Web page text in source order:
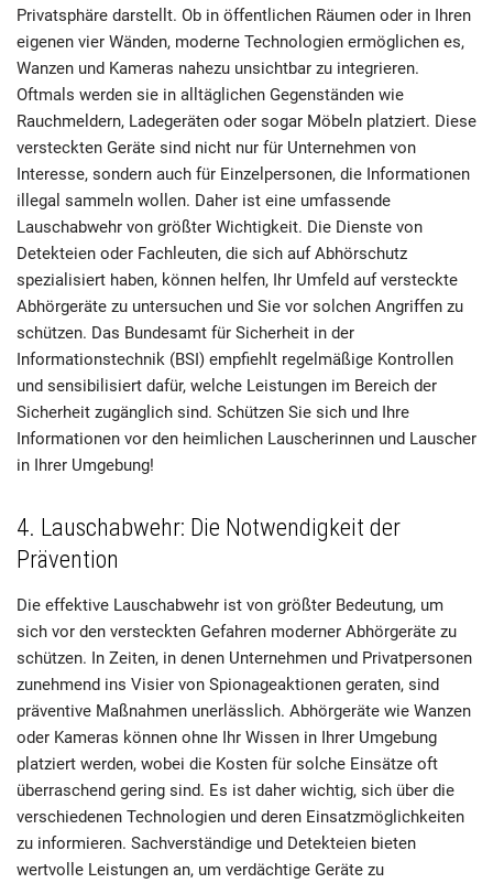
Privatsphäre darstellt. Ob in öffentlichen Räumen oder in Ihren
eigenen vier Wänden, moderne Technologien ermöglichen es,
Wanzen und Kameras nahezu unsichtbar zu integrieren.
Oftmals werden sie in alltäglichen Gegenständen wie
Rauchmeldern, Ladegeräten oder sogar Möbeln platziert. Diese
versteckten Geräte sind nicht nur für Unternehmen von
Interesse, sondern auch für Einzelpersonen, die Informationen
illegal sammeln wollen. Daher ist eine umfassende
Lauschabwehr von größter Wichtigkeit. Die Dienste von
Detekteien oder Fachleuten, die sich auf Abhörschutz
spezialisiert haben, können helfen, Ihr Umfeld auf versteckte
Abhörgeräte zu untersuchen und Sie vor solchen Angriffen zu
schützen. Das Bundesamt für Sicherheit in der
Informationstechnik (BSI) empfiehlt regelmäßige Kontrollen
und sensibilisiert dafür, welche Leistungen im Bereich der
Sicherheit zugänglich sind. Schützen Sie sich und Ihre
Informationen vor den heimlichen Lauscherinnen und Lauscher
in Ihrer Umgebung!
4. Lauschabwehr: Die Notwendigkeit der
Prävention
Die effektive Lauschabwehr ist von größter Bedeutung, um
sich vor den versteckten Gefahren moderner Abhörgeräte zu
schützen. In Zeiten, in denen Unternehmen und Privatpersonen
zunehmend ins Visier von Spionageaktionen geraten, sind
präventive Maßnahmen unerlässlich. Abhörgeräte wie Wanzen
oder Kameras können ohne Ihr Wissen in Ihrer Umgebung
platziert werden, wobei die Kosten für solche Einsätze oft
überraschend gering sind. Es ist daher wichtig, sich über die
verschiedenen Technologien und deren Einsatzmöglichkeiten
zu informieren. Sachverständige und Detekteien bieten
wertvolle Leistungen an, um verdächtige Geräte zu